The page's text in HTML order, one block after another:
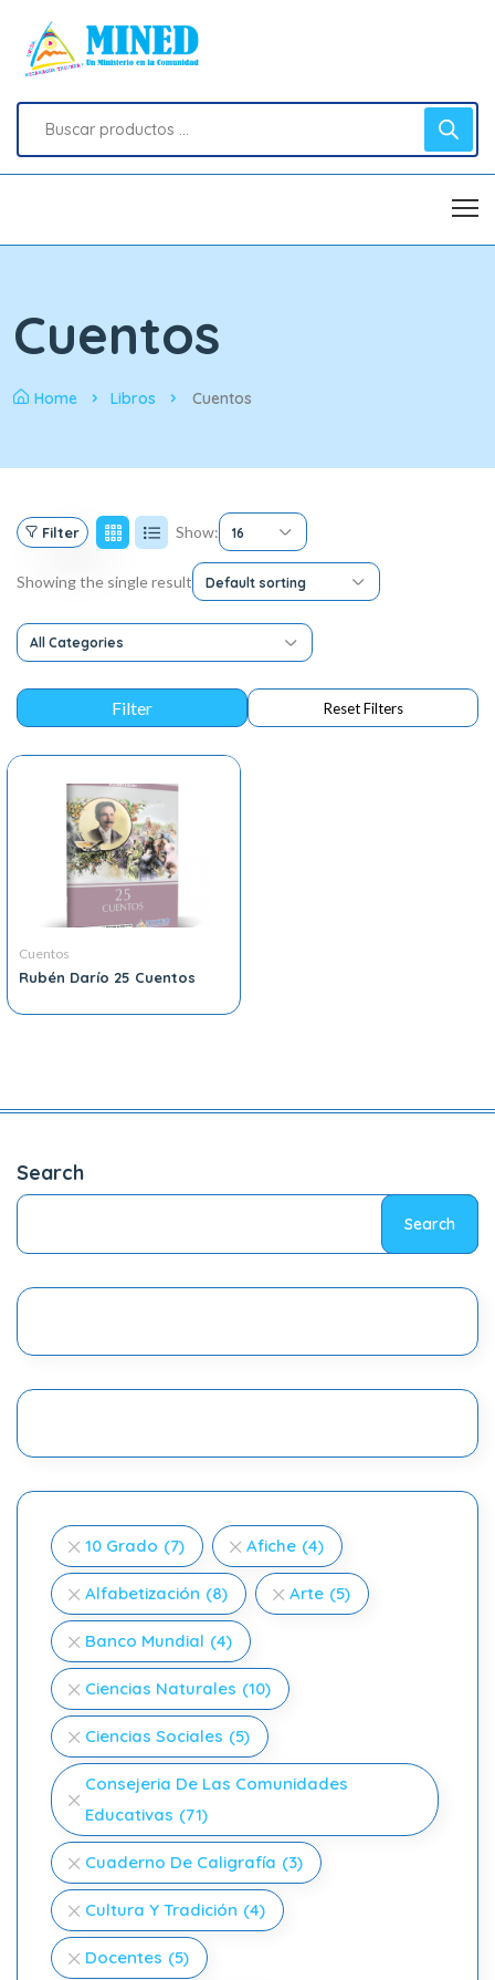
Cuentos
Home Libros Cuentos
Filter Show: 16
Showing the single result Default sorting
All Categories
Cuentos
Rubén Darío 25 Cuentos
Search
Search
10 Grado (7) Afiche (4)
Alfabetización (8) Arte (5)
Banco Mundial (4)
Ciencias Naturales (10)
Ciencias Sociales (5)
Consejeria De Las Comunidades
Educativas (71)
Cuaderno De Caligrafía (3)
Cultura Y Tradición (4)
Docentes (5)